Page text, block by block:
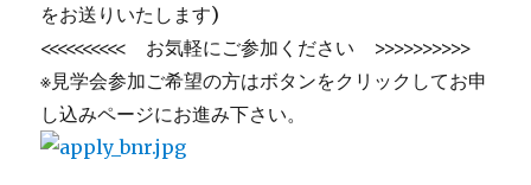
をお送りいたします)
<<<<<<<<<< お気軽にご参加ください >>>>>>>>>>
※見学会参加ご希望の方はボタンをクリックしてお申
し込みページにお進み下さい。